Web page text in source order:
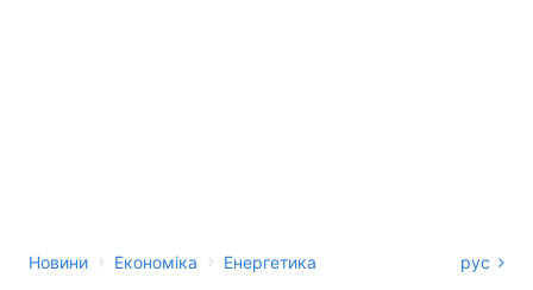
Новини › Економіка › Енергетика рус